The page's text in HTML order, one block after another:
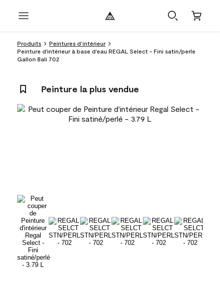
Produits
Peintures d’intérieur
Peinture d'intérieur à base d'eau REGAL Select - Fini satin/perle
Gallon Bali 702
Peinture la plus vendue